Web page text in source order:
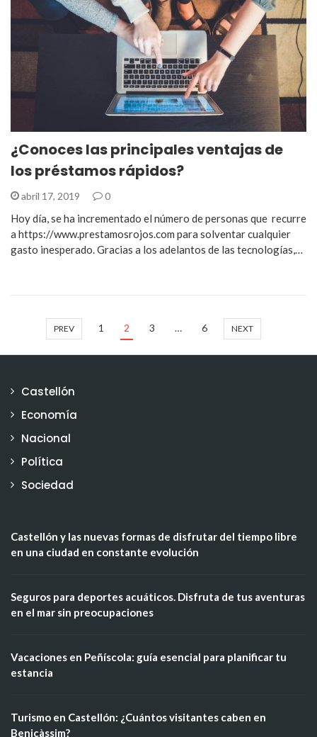
¿Conoces las principales ventajas de
los préstamos rápidos?
abril 17, 2019 0
Hoy día, se ha incrementado el número de personas que recurre
a https://www.prestamosrojos.com para solventar cualquier
gasto inesperado. Gracias a los adelantos de las tecnologías,…
PREV 1 2 3 … 6 NEXT
Castellón
Economía
Nacional
Política
Sociedad
Castellón y las nuevas formas de disfrutar del tiempo libre
en una ciudad en constante evolución
Seguros para deportes acuáticos. Disfruta de tus aventuras
en el mar sin preocupaciones
Vacaciones en Peñíscola: guía esencial para planificar tu
estancia
Turismo en Castellón: ¿Cuántos visitantes caben en
Benicàssim?